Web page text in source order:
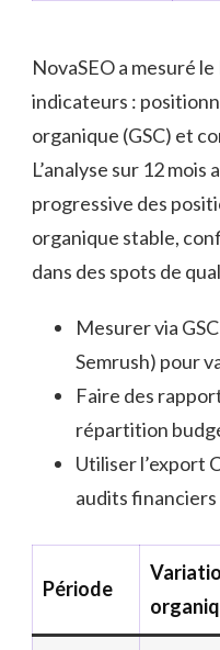
NovaSEO a mesuré
indicateurs :
organique (GSC) et
L’analyse sur 12
progressive des
organique stable,
dans des spots de
Mesurer via
Semrush) pour
Faire des
répartition
Utiliser l’export
audits
Période